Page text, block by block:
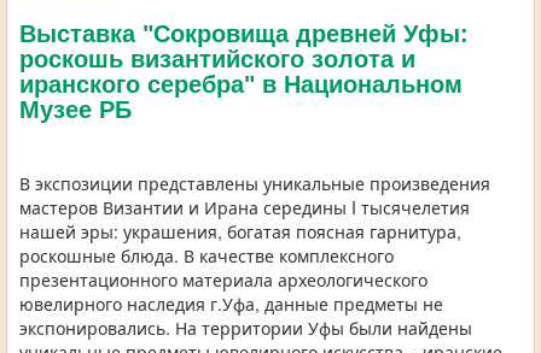
Выставка "Сокровища древней Уфы:
роскошь византийского золота и
иранского серебра" в Национальном
Музее РБ
В экспозиции представлены уникальные произведения
мастеров Византии и Ирана середины I тысячелетия
нашей эры: украшения, богатая поясная гарнитура,
роскошные блюда. В качестве комплексного
презентационного материала археологического
ювелирного наследия г.Уфа, данные предметы не
экспонировались. На территории Уфы были найдены